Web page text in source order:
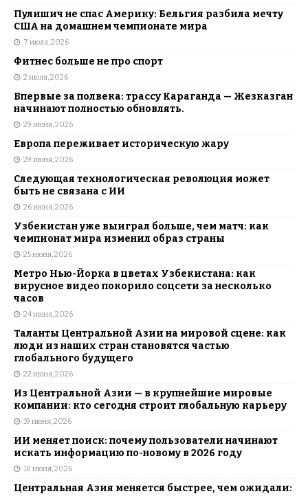
Пулишич не спас Америку: Бельгия разбила мечту
США на домашнем чемпионате мира
7 июля, 2026
Фитнес больше не про спорт
2 июля, 2026
Впервые за полвека: трассу Караганда — Жезказган
начинают полностью обновлять.
29 июня, 2026
Европа переживает историческую жару
29 июня, 2026
Следующая технологическая революция может
быть не связана с ИИ
26 июня, 2026
Узбекистан уже выиграл больше, чем матч: как
чемпионат мира изменил образ страны
25 июня, 2026
Метро Нью-Йорка в цветах Узбекистана: как
вирусное видео покорило соцсети за несколько
часов
24 июня, 2026
Таланты Центральной Азии на мировой сцене: как
люди из наших стран становятся частью
глобального будущего
22 июня, 2026
Из Центральной Азии — в крупнейшие мировые
компании: кто сегодня строит глобальную карьеру
19 июня, 2026
ИИ меняет поиск: почему пользователи начинают
искать информацию по-новому в 2026 году
18 июня, 2026
Центральная Азия меняется быстрее, чем ожидали: